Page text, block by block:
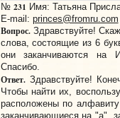
№ 231 Имя: Татьяна
E-mail: princes@fromru.com
Вопрос.Здравствуйте!
слова, состоящие из 6
они заканчиваются на
Спасибо.
Ответ.Здравствуйте!
Чтобы найти их,
расположены по
заканчивающиеся на "а",